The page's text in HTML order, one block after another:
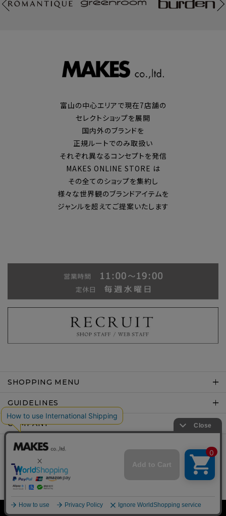
富山の中心エリアで現在7店舗の
セレクトショップを展開
国内外のブランドを
正規ルートでのみ取扱い
それぞれ異なるコンセプトを発信
MAKES ONLINE STORE は
その全てのショップを集約し
様々な世界観のブランドアイテムを
ジャンルを超えてご提案いたします
SHOPPING MENU
GUIDELINES
COMPANY
Copyright © MAKES co.,ltd .All rights reserved